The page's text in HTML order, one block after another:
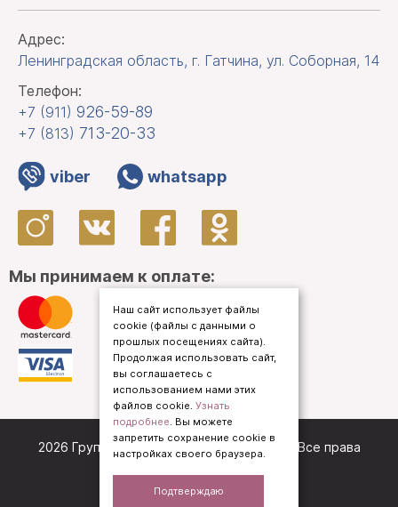
Адрес:
Ленинградская область, г. Гатчина, ул. Соборная, 14
Телефон:
+7 (911) 926-59-89
+7 (813) 713-20-33
viber whatsapp
Мы принимаем к оплате:
2026 Группа компаний «Кредо Приорат
». Все права
Политика конфиденциальности
Наш сайт использует файлы
cookie (файлы с данными о
прошлых посещениях сайта).
Продолжая использовать сайт,
вы соглашаетесь с
использованием нами этих
файлов cookie. Узнать
подробнее. Вы можете
запретить сохранение cookie в
настройках своего браузера.